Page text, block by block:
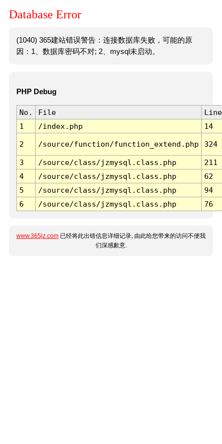
Database Error
(1040) 365建站错误警告：连接数据库失败，可能的原
因：1、数据库密码不对; 2、mysql未启动。
PHP Debug
No. File
Line
1
/index.php 14
2 /source/function/function_extend.php 324
3 /source/class/jzmysql.class.php
211
4
/source/class/jzmysql.class.php
62
5
/source/class/jzmysql.class.php
94
6
/source/class/jzmysql.class.php 76
www.365jz.com 已经将此出错信息详细记录, 由此给您带来的访问不便我
们深感歉意.